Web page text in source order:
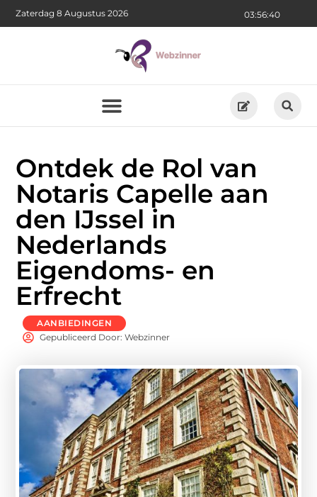
03:56:42
Zaterdag 8 Augustus 2026
Ontdek de Rol van
Notaris Capelle aan
den IJssel in
Nederlands
Eigendoms- en
Erfrecht
AANBIEDINGEN
Gepubliceerd Door: Webzinner